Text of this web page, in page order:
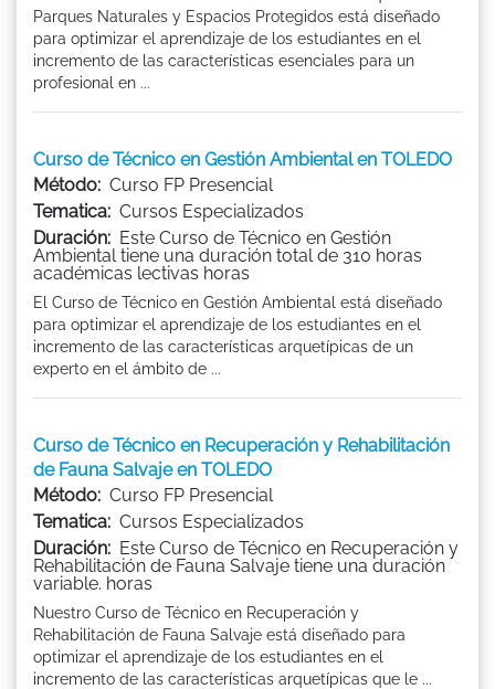
Parques Naturales y Espacios Protegidos está diseñado
para optimizar el aprendizaje de los estudiantes en el
incremento de las características esenciales para un
profesional en ...
Curso de Técnico en Gestión Ambiental en TOLEDO
Método: Curso FP Presencial
Tematica: Cursos Especializados
Duración: Este Curso de Técnico en Gestión
Ambiental tiene una duración total de 310 horas
académicas lectivas horas
El Curso de Técnico en Gestión Ambiental está diseñado
para optimizar el aprendizaje de los estudiantes en el
incremento de las características arquetípicas de un
experto en el ámbito de ...
Curso de Técnico en Recuperación y Rehabilitación
de Fauna Salvaje en TOLEDO
Método: Curso FP Presencial
Tematica: Cursos Especializados
Duración: Este Curso de Técnico en Recuperación y
Rehabilitación de Fauna Salvaje tiene una duración
variable. horas
Nuestro Curso de Técnico en Recuperación y
Rehabilitación de Fauna Salvaje está diseñado para
optimizar el aprendizaje de los estudiantes en el
incremento de las características arquetípicas que le ...